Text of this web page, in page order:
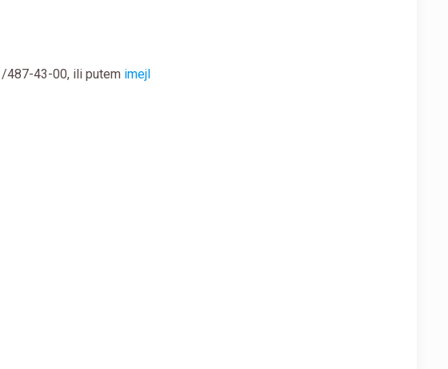
487-43-00, ili putem imejl